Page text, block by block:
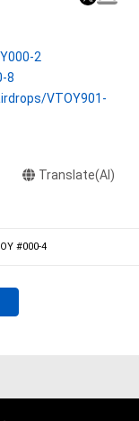
め、本アイテム
創作物にかかる
の権利者またはそ
しに、上記の「本
た行為、知的財産
2
8
VTOY901-
Translate(AI)
#000-4